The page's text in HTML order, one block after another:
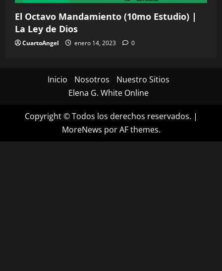
El Octavo Mandamiento (10mo Estudio) |
La Ley de Dios
CuartoAngel enero 14, 2023 0
Inicio Nosotros
Nuestro Sitios
Elena G. White Online
Copyright © Todos los derechos reservados. |
MoreNews por AF themes.